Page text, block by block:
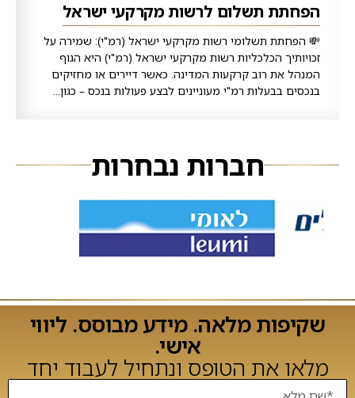
הפחתת תשלום לרשות מקרקעי ישראל
💸 הפחתת תשלומי רשות מקרקעי ישראל (רמ"י): שמירה על
זכויותיך הכלכליות רשות מקרקעי ישראל (רמ"י) היא הגוף
המנהל את רוב קרקעות המדינה. כאשר דיירים או מחזיקים
בנכסים בבעלות רמ"י מעוניינים לבצע פעולות בנכס – כגון...
חברות נבחרות
שקיפות מלאה. מידע מבוסס. ליווי
אישי.
מלאו את הטופס ונתחיל לעבוד יחד